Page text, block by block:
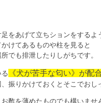
をあげて立ちションをするよ
けてあるものや柱を見ると
でも排泄したりしがちです。
《犬が苦手な匂い》が配
振りかけておくとそこでおし
酢を薄めたものでも構いませ